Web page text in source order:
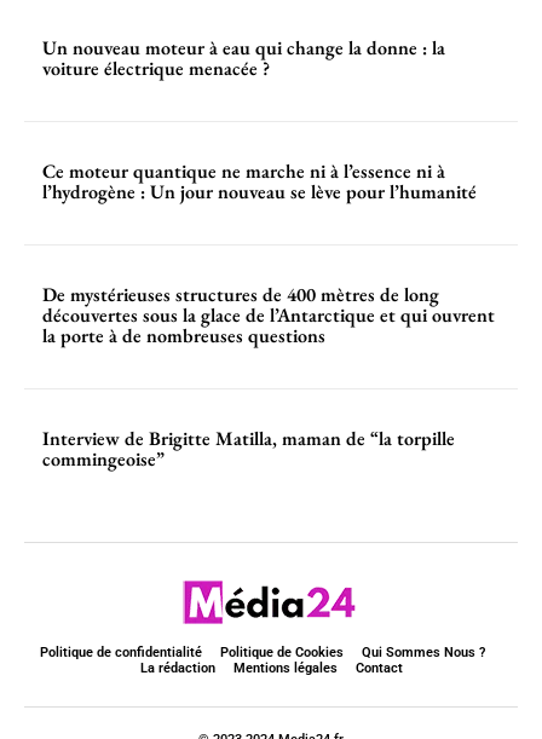
Un nouveau moteur à eau qui change la donne : la
voiture électrique menacée ?
Ce moteur quantique ne marche ni à l’essence ni à
l’hydrogène : Un jour nouveau se lève pour l’humanité
De mystérieuses structures de 400 mètres de long
découvertes sous la glace de l’Antarctique et qui ouvrent
la porte à de nombreuses questions
Interview de Brigitte Matilla, maman de “la torpille
commingeoise”
Politique de confidentialité Politique de Cookies
Qui Sommes Nous ?
La rédaction
Mentions légales Contact